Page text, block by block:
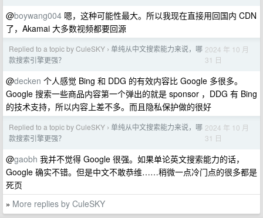
@boywang004 嗯，这种可能性最大。所以我现在直接用回国内 CDN
了，Akamai 大多数视频都要回源
Replied to a topic by CuleSKY › 单纯从中文搜索能力来说，哪
款搜索引擎更强？
2024 年 10 月
31 日
@decken 个人感觉 Bing 和 DDG 的有效内容比 Google 多很多。
Google 搜索一些商品内容第一个弹出的就是 sponsor ，DDG 有 Bing
的技术支持，所以内容上差不多。而且隐私保护做的很好
Replied to a topic by CuleSKY › 单纯从中文搜索能力来说，哪
款搜索引擎更强？
2024 年 10 月
31 日
@gaobh 我并不觉得 Google 很强。如果单论英文搜索能力的话，
Google 确实不错。但是中文不敢恭维……稍微一点冷门点的很多都是
死页
» More replies by CuleSKY